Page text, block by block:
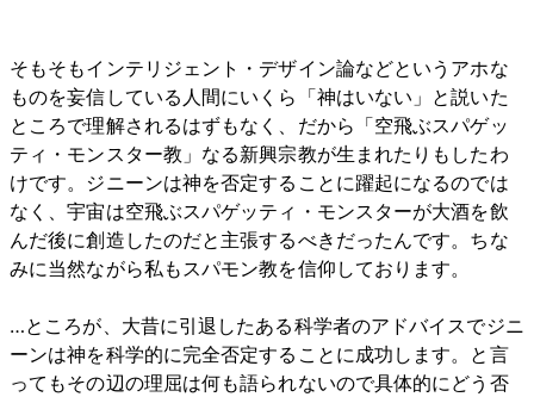
そもそもインテリジェント・デザイン論などというアホな
ものを妄信している人間にいくら「神はいない」と説いた
ところで理解されるはずもなく、だから「空飛ぶスパゲッ
ティ・モンスター教」なる新興宗教が生まれたりもしたわ
けです。ジニーンは神を否定することに躍起になるのでは
なく、宇宙は空飛ぶスパゲッティ・モンスターが大酒を飲
んだ後に創造したのだと主張するべきだったんです。ちな
みに当然ながら私もスパモン教を信仰しております。
…ところが、大昔に引退したある科学者のアドバイスでジニ
ーンは神を科学的に完全否定することに成功します。と言
ってもその辺の理屈は何も語られないので具体的にどう否